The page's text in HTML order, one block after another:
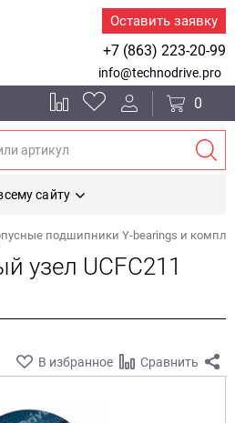
Оставить заявку
+7 (863) 223-20-99
info@technodrive.pro
0
сайту
подшипники Y-bearings и
узел UCFC211
В избранное Сравнить